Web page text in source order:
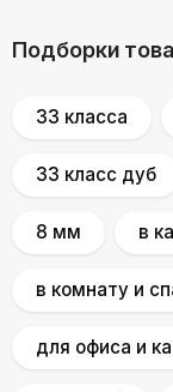
Подборки
33 классa
33 класс дуб
8 мм в
в комнату и
для офиса и